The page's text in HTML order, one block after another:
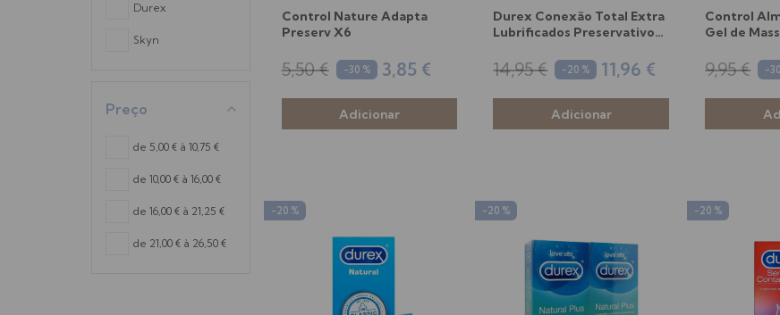
Durex
Skyn
Preço
de 5,00 € à 10,75 €
de 10,00 € à 16,00 €
de 16,00 € à 21,25 €
de 21,00 € à 26,50 €
Control Nature Adapta
Preserv X6
5,50 € -30 % 3,85 €
Durex Conexão Total Extra
Lubrificados Preservativos
14,95 € -20 % 11,96 €
Control
Gel de
9,95 € -
-20 % -20 % -20 %